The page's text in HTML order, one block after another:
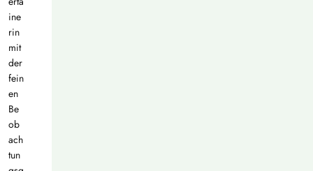
ine
rin
mit
der
fein
en
Be
ob
ach
tun